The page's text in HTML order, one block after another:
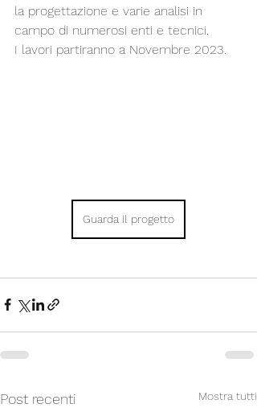
la progettazione e varie analisi in
campo di numerosi enti e tecnici.
I lavori partiranno a Novembre 2023.
Guarda il progetto
Post recenti Mostra tutti